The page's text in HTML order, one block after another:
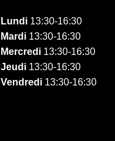
Lundi 13:30-16:30
Mardi 13:30-16:30
Mercredi 13:30-16:30
Jeudi 13:30-16:30
Vendredi 13:30-16:30